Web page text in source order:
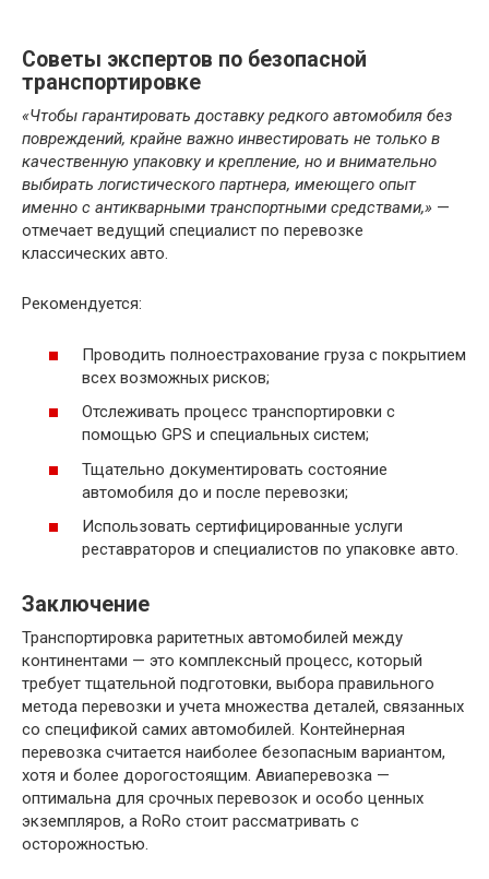
Советы экспертов по безопасной
транспортировке
«Чтобы гарантировать доставку редкого автомобиля без
повреждений, крайне важно инвестировать не только в
качественную упаковку и крепление, но и внимательно
выбирать логистического партнера, имеющего опыт
именно с антикварными транспортными средствами,» —
отмечает ведущий специалист по перевозке
классических авто.
Рекомендуется:
Проводить полноестрахование груза с покрытием
всех возможных рисков;
Отслеживать процесс транспортировки с
помощью GPS и специальных систем;
Тщательно документировать состояние
автомобиля до и после перевозки;
Использовать сертифицированные услуги
реставраторов и специалистов по упаковке авто.
Заключение
Транспортировка раритетных автомобилей между
континентами — это комплексный процесс, который
требует тщательной подготовки, выбора правильного
метода перевозки и учета множества деталей, связанных
со спецификой самих автомобилей. Контейнерная
перевозка считается наиболее безопасным вариантом,
хотя и более дорогостоящим. Авиаперевозка —
оптимальна для срочных перевозок и особо ценных
экземпляров, а RoRo стоит рассматривать с
осторожностью.